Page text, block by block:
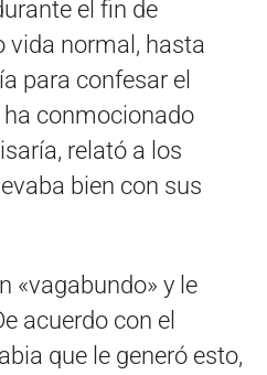
el fin de
vida normal, hasta
para confesar el
conmocionado
relató a los
bien con sus
«vagabundo» y le
acuerdo con el
que le generó esto,